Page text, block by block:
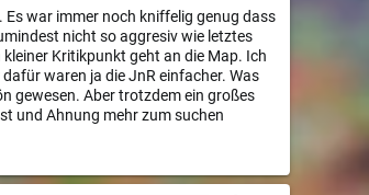
Es war immer noch kniffelig genug dass
nicht so aggresiv wie letztes
Kritikpunkt geht an die Map. Ich
waren ja die JnR einfacher. Was
gewesen. Aber trotzdem ein großes
und Ahnung mehr zum suchen